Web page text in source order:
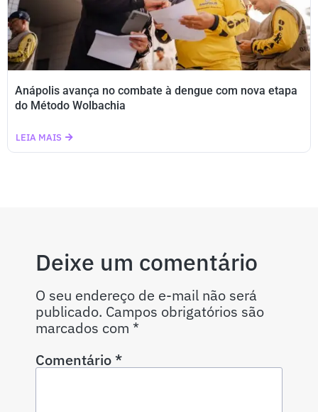
Anápolis avança no combate à dengue com nova etapa
do Método Wolbachia
LEIA MAIS
Deixe um comentário
O seu endereço de e-mail não será
publicado. Campos obrigatórios são
marcados com *
Comentário*